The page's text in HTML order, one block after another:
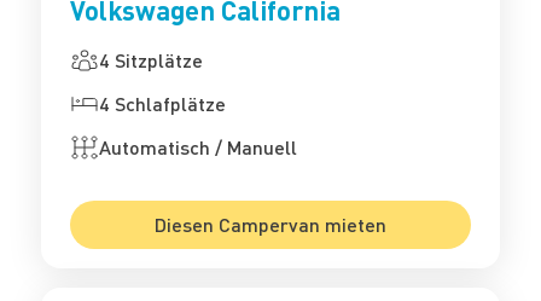
Volkswagen California
4 Sitzplätze
4 Schlafplätze
Automatisch / Manuell
Diesen Campervan mieten